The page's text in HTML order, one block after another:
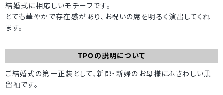
結婚式に相応しいモチーフです。
とても華やかで存在感があり、お祝いの席を明るく演出してくれ
ます。
TPOの説明について
ご結婚式の第一正装として、新郎・新婦のお母様にふさわしい黒
留袖です。